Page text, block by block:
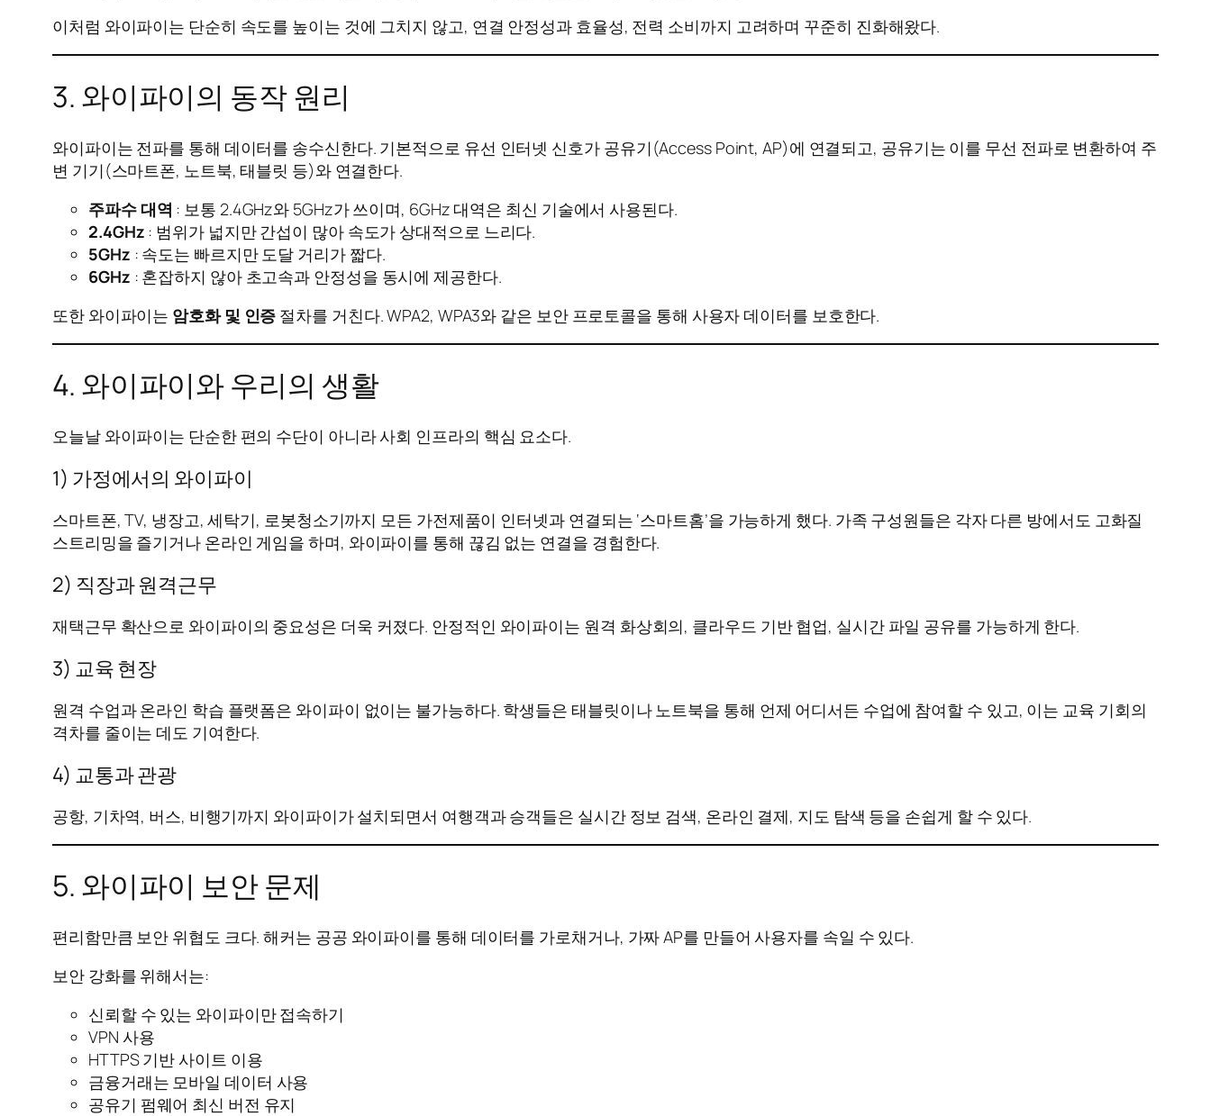
이처럼 와이파이는 단순히 속도를 높이는 것에 그치지 않고, 연결 안정성과 효율성, 전력 소비까지 고려하며 꾸준히 진화해왔다.
3. 와이파이의 동작 원리
와이파이는 전파를 통해 데이터를 송수신한다. 기본적으로 유선 인터넷 신호가 공유기(Access Point, AP)에 연결되고, 공유기는 이를 무선 전파로 변환하여 주
변 기기(스마트폰, 노트북, 태블릿 등)와 연결한다.
주파수 대역 : 보통 2.4GHz와 5GHz가 쓰이며, 6GHz 대역은 최신 기술에서 사용된다.
2.4GHz : 범위가 넓지만 간섭이 많아 속도가 상대적으로 느리다.
5GHz : 속도는 빠르지만 도달 거리가 짧다.
6GHz : 혼잡하지 않아 초고속과 안정성을 동시에 제공한다.
또한 와이파이는 암호화 및 인증 절차를 거친다. WPA2, WPA3와 같은 보안 프로토콜을 통해 사용자 데이터를 보호한다.
4. 와이파이와 우리의 생활
오늘날 와이파이는 단순한 편의 수단이 아니라 사회 인프라의 핵심 요소다.
1) 가정에서의 와이파이
스마트폰, TV, 냉장고, 세탁기, 로봇청소기까지 모든 가전제품이 인터넷과 연결되는 ‘스마트홈’을 가능하게 했다. 가족 구성원들은 각자 다른 방에서도 고화질
스트리밍을 즐기거나 온라인 게임을 하며, 와이파이를 통해 끊김 없는 연결을 경험한다.
2) 직장과 원격근무
재택근무 확산으로 와이파이의 중요성은 더욱 커졌다. 안정적인 와이파이는 원격 화상회의, 클라우드 기반 협업, 실시간 파일 공유를 가능하게 한다.
3) 교육 현장
원격 수업과 온라인 학습 플랫폼은 와이파이 없이는 불가능하다. 학생들은 태블릿이나 노트북을 통해 언제 어디서든 수업에 참여할 수 있고, 이는 교육 기회의
격차를 줄이는 데도 기여한다.
4) 교통과 관광
공항, 기차역, 버스, 비행기까지 와이파이가 설치되면서 여행객과 승객들은 실시간 정보 검색, 온라인 결제, 지도 탐색 등을 손쉽게 할 수 있다.
5. 와이파이 보안 문제
편리함만큼 보안 위협도 크다. 해커는 공공 와이파이를 통해 데이터를 가로채거나, 가짜 AP를 만들어 사용자를 속일 수 있다.
보안 강화를 위해서는:
신뢰할 수 있는 와이파이만 접속하기
VPN 사용
HTTPS 기반 사이트 이용
금융거래는 모바일 데이터 사용
공유기 펌웨어 최신 버전 유지